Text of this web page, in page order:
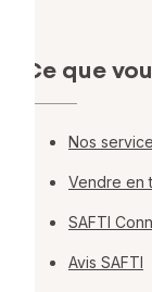
Ce que
Nos
Vendre en
SAFTI
Avis SAFTI